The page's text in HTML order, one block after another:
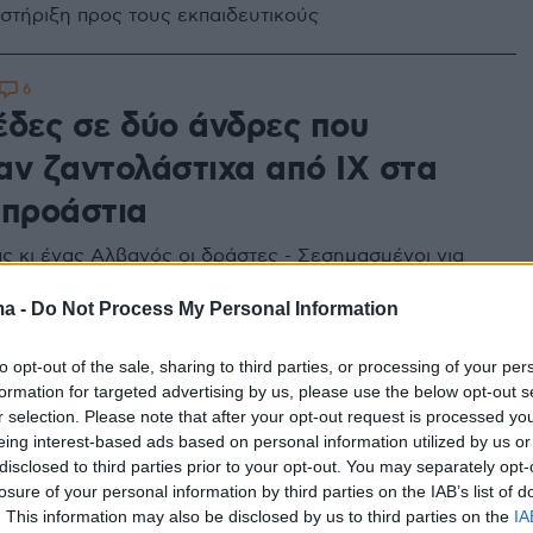
- Do Not Process My Personal Information
opt-out of the sale, sharing to third parties, or processing of your
for targeted advertising by us, please use the below opt-out
selection. Please note that after your opt-out request is processed
interest-based ads based on personal information utilized by us
to third parties prior to your opt-out. You may separately
of your personal information by third parties on the IAB’s list of
This information may also be disclosed by us to third parties on the
προς τους εκπαιδευτικούς
σε δύο άνδρες που
ζαντολάστιχα από ΙΧ στα
κι ένας Αλβανός οι δράστες - Σεσημασμένοι για
6
Έδεσαν τον γαμπρό και τον
στη μέση του δρόμου σε
Ηρακλείου
το λάστιχο, σαπουνάδες μέχρι... ωμό αυγό στο